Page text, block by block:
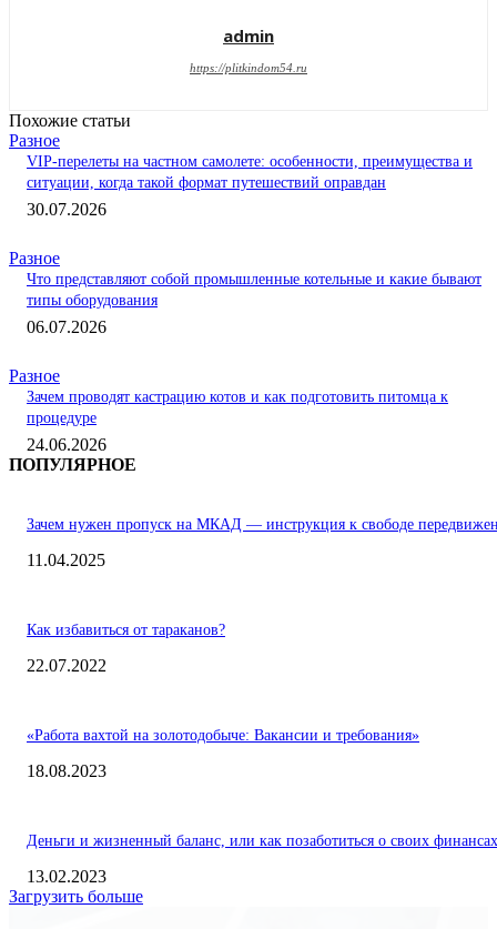
admin
https://plitkindom54.ru
Похожие статьи
Разное
VIP-перелеты на частном самолете: особенности, преимущества и
ситуации, когда такой формат путешествий оправдан
30.07.2026
Разное
Что представляют собой промышленные котельные и какие бывают
типы оборудования
06.07.2026
Разное
Зачем проводят кастрацию котов и как подготовить питомца к
процедуре
24.06.2026
ПОПУЛЯРНОЕ
Зачем нужен пропуск на МКАД — инструкция к свободе
11.04.2025
Как избавиться от тараканов?
22.07.2022
«Работа вахтой на золотодобыче: Вакансии и требования»
18.08.2023
Деньги и жизненный баланс, или как позаботиться о своих финансах
13.02.2023
Загрузить больше